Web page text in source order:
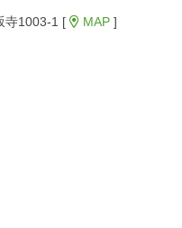
寺1003-1 [
MAP ]